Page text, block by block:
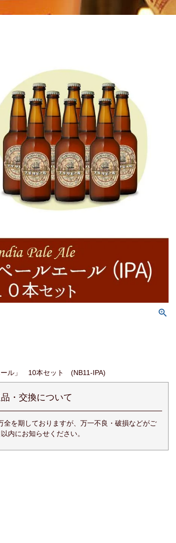
ール」 10本セット (NB11-IPA)
・交換について
全を期しておりますが、万一不良・破損などがご
内にお知らせください。